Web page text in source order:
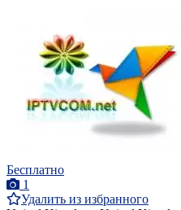
Бесплатно
1
Удалить из избранного